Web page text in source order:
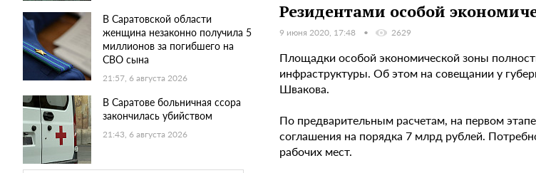
В Саратовской области
женщина незаконно получила 5
миллионов за погибшего на
СВО сына
21:57, 6 августа 2026
В Саратове больничная ссора
закончилась убийством
21:43, 6 августа 2026
Резидентами особой
9 июня 2020, 17:48 2629
Площадки особой экономической зоны
инфраструктуры. Об этом на совещании у
Швакова.
По предварительным расчетам, на первом
соглашения на порядка 7 млрд рублей.
рабочих мест.